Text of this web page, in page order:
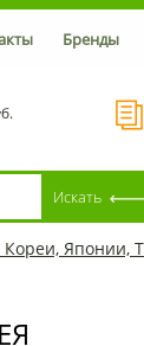
Бренды
Кореи, Японии,